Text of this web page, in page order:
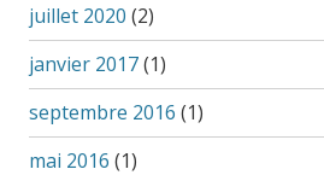
juillet 2020 (2)
janvier 2017(1)
septembre 2016 (1)
mai 2016 (1)